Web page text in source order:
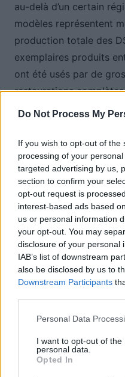
Do Not Process My
If you wish to opt-out of
processing of your
targeted advertising by us,
section to confirm your
opt-out request is
interest-based ads based
us or personal information
your opt-out. You may
disclosure of your personal
IAB’s list of downstream
also be disclosed by us to
Downstream Participants
Personal Data
I want to opt-out of the
personal data.
Opted In
au-delà d’un certain
modèles représentent
production totale des
exemplaires produits
ont été usés par de
restaurations
bon état se vendent
dans l’aventure.
Auto
Navigation
de
l’article